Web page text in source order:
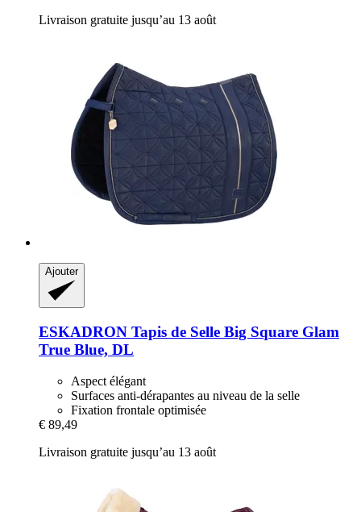
Livraison gratuite jusqu’au 13 août
Ajouter
ESKADRON Tapis de Selle Big Square Glam
True Blue, DL
Aspect élégant
Surfaces anti-dérapantes au niveau de la selle
Fixation frontale optimisée
€ 89,49
Livraison gratuite jusqu’au 13 août